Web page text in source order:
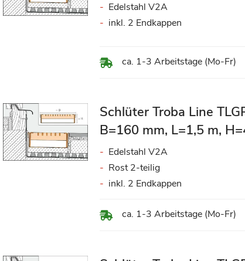
ca. 1-3 Arbeitstage (Mo-Fr)
Edelstahl V2A
inkl. 2 Endkappen
Schlüter Troba Line
B=160 mm, L=1,5 m,
ca. 1-3 Arbeitstage (Mo-Fr)
Edelstahl V2A
Rost 2-teilig
inkl. 2 Endkappen